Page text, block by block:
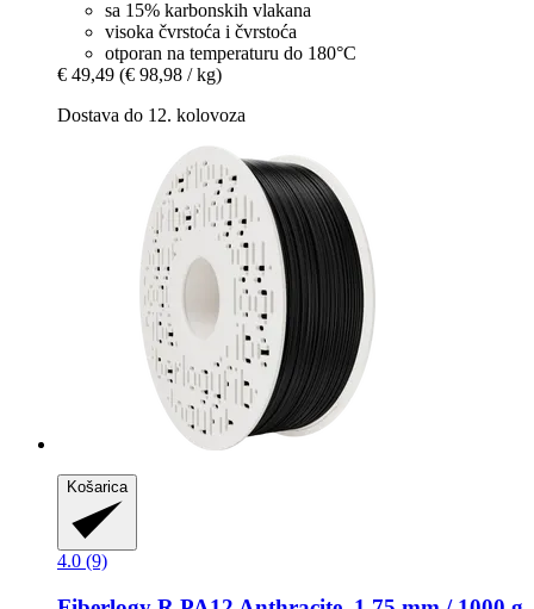
sa 15% karbonskih vlakana
visoka čvrstoća i čvrstoća
otporan na temperaturu do 180°C
€ 49,49 (€ 98,98 / kg)
Dostava do 12. kolovoza
Košarica
4.0 (9)